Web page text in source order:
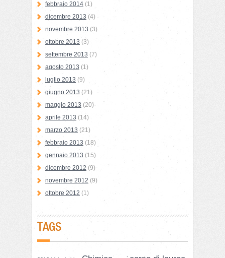
febbraio 2014 (1)
dicembre 2013 (4)
novembre 2013 (3)
ottobre 2013 (3)
settembre 2013 (7)
agosto 2013 (1)
luglio 2013 (9)
giugno 2013 (21)
maggio 2013 (20)
aprile 2013 (14)
marzo 2013 (21)
febbraio 2013 (18)
gennaio 2013 (15)
dicembre 2012 (9)
novembre 2012 (9)
ottobre 2012 (1)
TAGS